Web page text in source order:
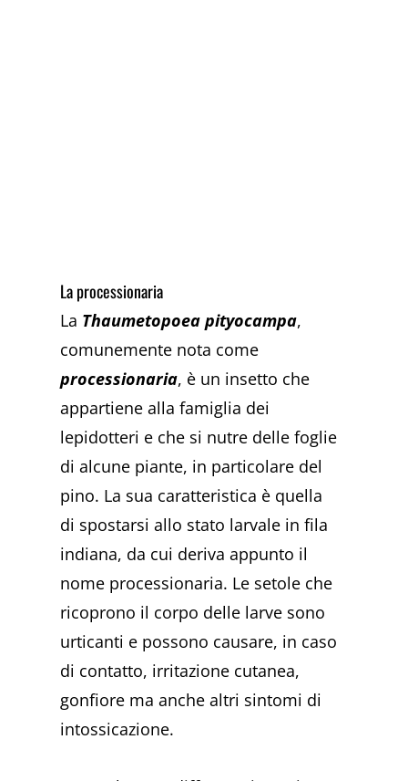
La processionaria
La Thaumetopoea pityocampa,
comunemente nota come
processionaria, è un insetto che
appartiene alla famiglia dei
lepidotteri e che si nutre delle foglie
di alcune piante, in particolare del
pino. La sua caratteristica è quella
di spostarsi allo stato larvale in fila
indiana, da cui deriva appunto il
nome processionaria. Le setole che
ricoprono il corpo delle larve sono
urticanti e possono causare, in caso
di contatto, irritazione cutanea,
gonfiore ma anche altri sintomi di
intossicazione.